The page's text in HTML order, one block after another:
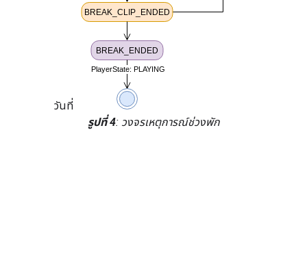
วันที่
รูปที่ 4: วงจรเหตุการณ์ช่วงพัก
BREAK_CLIP_LOADING
เริ่มทำงานเมื่อ
คลิปช่วงพักของ
เริ่มโหลดเท่านั้น
BREAK_CLIP_STARTED
เริ่มทำงานเมื่อ
คลิปพักเริ่มเล่น
BREAK_CLIP_ENDED
คลิปพักสิ้นสุดลง